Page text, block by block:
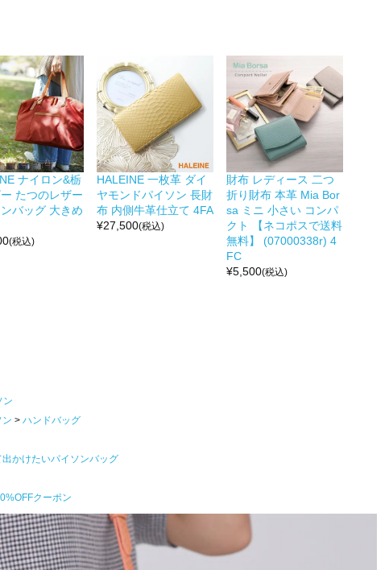
ナイロン&栃
たつのレザー
バッグ 大きめ
(税込)
HALEINE 一枚革 ダイ
ヤモンドパイソン 長財
布 内側牛革仕立て 4FA
¥27,500(税込)
財布 レディース 二つ
折り財布 本革 Mia Bor
sa ミニ 小さい コンパ
クト 【ネコポスで送料
無料】 (07000338r) 4
FC
¥5,500(税込)
ン
ン
ハンドバッグ
かけたいパイソンバッグ
クーポン